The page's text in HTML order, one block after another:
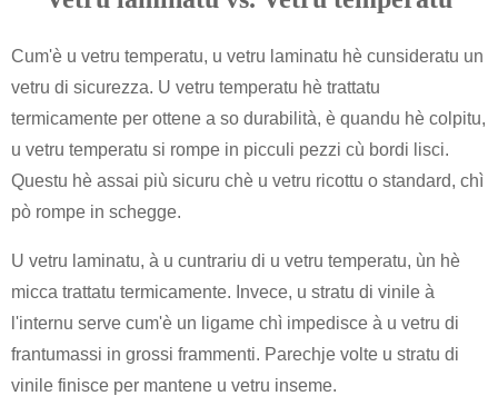
Cum'è u vetru temperatu, u vetru laminatu hè cunsideratu un
vetru di sicurezza. U vetru temperatu hè trattatu
termicamente per ottene a so durabilità, è quandu hè colpitu,
u vetru temperatu si rompe in picculi pezzi cù bordi lisci.
Questu hè assai più sicuru chè u vetru ricottu o standard, chì
pò rompe in schegge.
U vetru laminatu, à u cuntrariu di u vetru temperatu, ùn hè
micca trattatu termicamente. Invece, u stratu di vinile à
l'internu serve cum'è un ligame chì impedisce à u vetru di
frantumassi in grossi frammenti. Parechje volte u stratu di
vinile finisce per mantene u vetru inseme.